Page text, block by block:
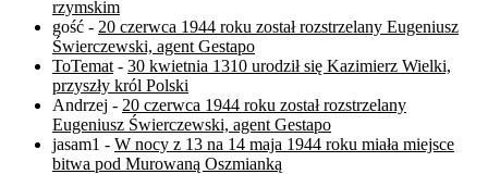
rzymskim
gość - 20 czerwca 1944 roku został rozstrzelany Eugeniusz
Świerczewski, agent Gestapo
ToTemat - 30 kwietnia 1310 urodził się Kazimierz Wielki,
przyszły król Polski
Andrzej - 20 czerwca 1944 roku został rozstrzelany
Eugeniusz Świerczewski, agent Gestapo
jasam1 - W nocy z 13 na 14 maja 1944 roku miała miejsce
bitwa pod Murowaną Oszmianką